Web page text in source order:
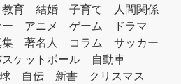
教育 結婚 子育て
人間関係
アニメ ゲーム
ドラマ
著名人 コラム
サッカー
ケットボール
自動車
自伝 新書
クリスマス